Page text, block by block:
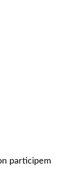
participem